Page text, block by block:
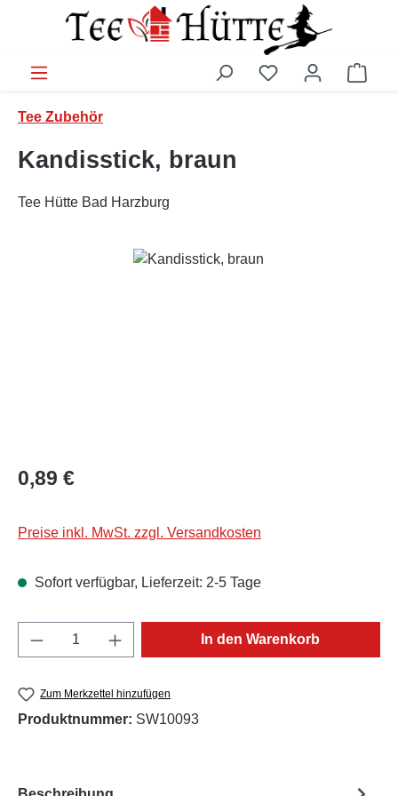
Zum Hauptinhalt springen
Tee Zubehör
Kandisstick, braun
Tee Hütte Bad Harzburg
Bildergalerie überspringen
Regulärer Preis:
0,89 €
Preise inkl. MwSt. zzgl. Versandkosten
Sofort verfügbar, Lieferzeit: 2-5 Tage
Produkt Anzahl: Gib den gewünschten
In den Warenkorb
Zum Merkzettel hinzufügen
Produktnummer: SW10093